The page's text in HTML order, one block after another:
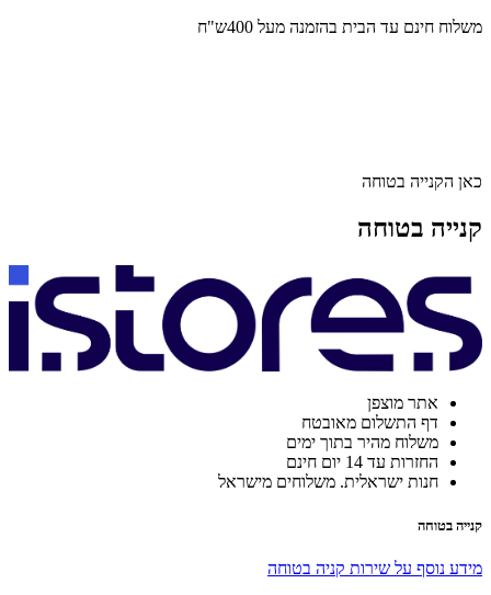
משלוח חינם עד הבית בהזמנה מעל 400ש"ח
כאן הקנייה בטוחה
קנייה בטוחה
אתר מוצפן
דף התשלום מאובטח
משלוח מהיר בתוך ימים
החזרות עד 14 יום חינם
חנות ישראלית. משלוחים מישראל
קנייה בטוחה
מידע נוסף על שירות קניה בטוחה